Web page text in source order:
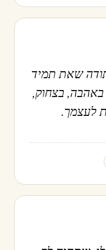
שאת תמיד
בצחוק,
לעצמך.